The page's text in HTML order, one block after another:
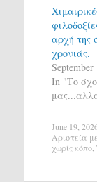
αρχή της
χρονιάς.
In "Το
June 19,
Αριστεία
χωρίς κόπο,